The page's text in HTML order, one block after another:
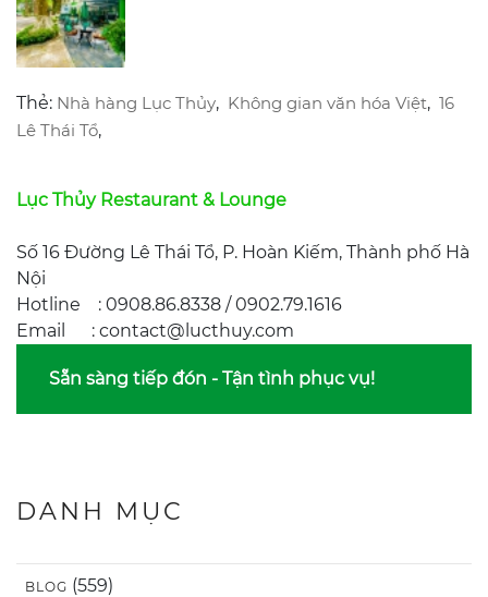
Thẻ: Nhà hàng Lục Thủy, Không gian văn hóa Việt, 16
Lê Thái Tổ,
Lục Thủy Restaurant & Lounge
Số 16 Đường Lê Thái Tổ, P. Hoàn Kiếm, Thành phố Hà
Nội
Hotline : 0908.86.8338 / 0902.79.1616
Email : contact@lucthuy.com
Sẵn sàng tiếp đón - Tận tình phục vụ!
DANH MỤC
BLOG (559)